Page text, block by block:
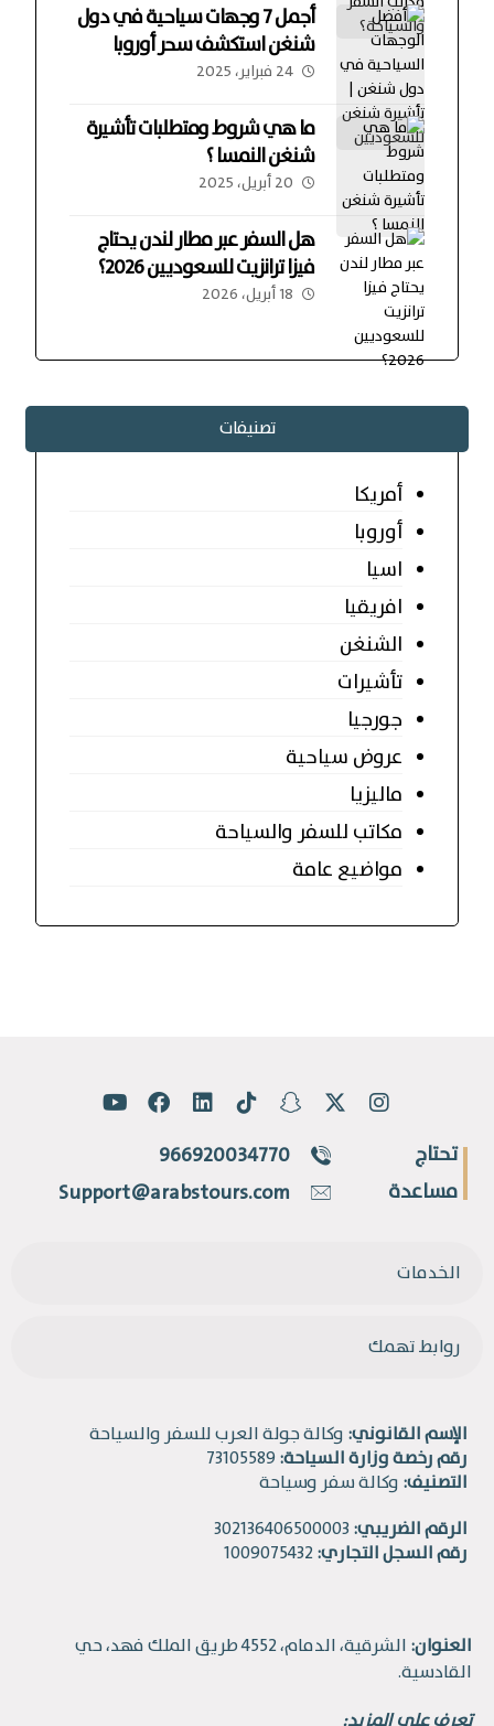
أجمل 7 وجهات سياحية في دول
شنغن استكشف سحر أوروبا
24 فبراير، 2025
ما هي شروط ومتطلبات تأشيرة
شنغن النمسا ؟
20 أبريل، 2025
هل السفر عبر مطار لندن يحتاج
فيزا ترانزيت للسعوديين 2026؟
18 أبريل، 2026
تصنيفات
أمريكا
أوروبا
اسيا
افريقيا
الشنغن
تأشيرات
جورجيا
عروض سياحية
ماليزيا
مكاتب للسفر والسياحة
مواضيع عامة
تحتاج
مساعدة
966920034770
Support@arabstours.com
الخدمات
روابط تهمك
الإسم القانوني: وكالة جولة العرب للسفر والسياحة
رقم رخصة وزارة السياحة:
التصنيف: وكالة سفر وسياحة
الرقم الضريبي:
رقم السجل التجاري:
العنوان:
الشرقية، الدمام، 4552 طريق الملك فهد، حي
القادسية.